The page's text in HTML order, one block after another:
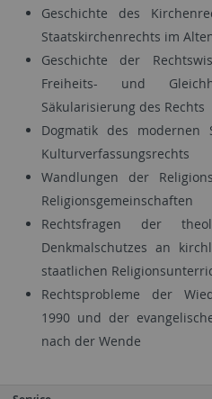
Geschichte des
Staatskirchenrechts im
Geschichte der
Freiheits- und
Säkularisierung des Rechts
Dogmatik des modernen
Kulturverfassungsrechts
Wandlungen der
Religionsgemeinschaften
Rechtsfragen der
Denkmalschutzes an
staatlichen
Rechtsprobleme der
1990 und der
nach der Wende